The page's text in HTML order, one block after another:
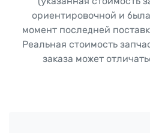
ориентировочной и
момент последней
Реальная стоимость
заказа может